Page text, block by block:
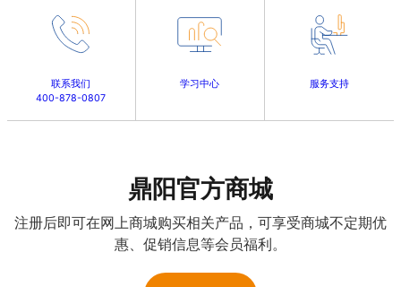
联系我们
400-878-0807
学习中心 服务支持
鼎阳官方商城
注册后即可在网上商城购买相关产品，可享受商城不定期优
惠、促销信息等会员福利。